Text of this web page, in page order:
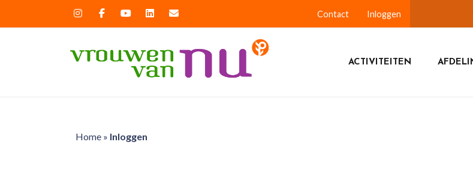
Contact Inloggen
ACTIVITEITEN
Home» Inloggen